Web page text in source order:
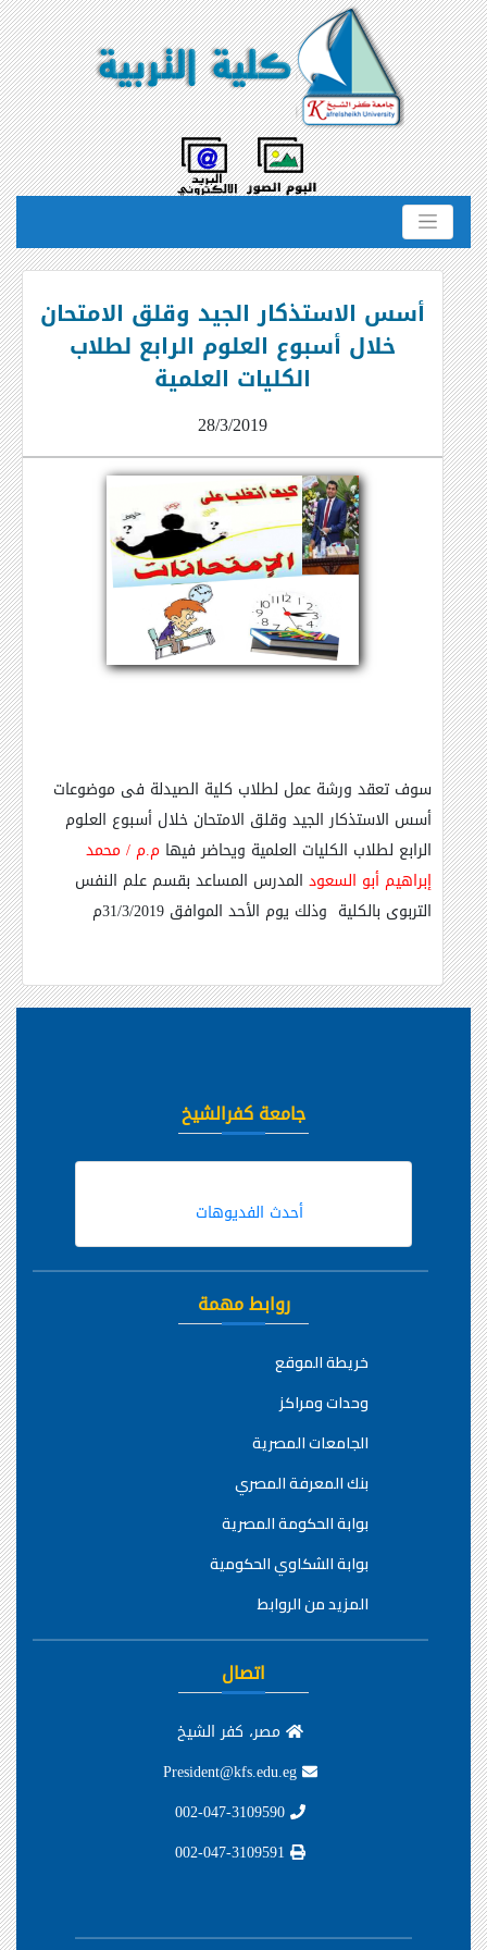
أسس الاستذكار الجيد وقلق الامتحان
خلال أسبوع العلوم الرابع لطلاب
الكليات العلمية
28/3/2019
سوف تعقد ورشة عمل لطلاب كلية الصيدلة فى موضوعات
أسس الاستذكار الجيد وقلق الامتحان خلال أسبوع العلوم
الرابع لطلاب الكليات العلمية ويحاضر فيها م.م / محمد
إبراهيم أبو السعود المدرس المساعد بقسم علم النفس
التربوى بالكلية وذلك يوم الأحد الموافق 31/3/2019م
جامعة كفرالشيخ
أحدث الفديوهات
روابط مهمة
خريطة الموقع
وحدات ومراكز
الجامعات المصرية
بنك المعرفة المصري
بوابة الحكومة المصرية
بوابة الشكاوي الحكومية
المزيد من الروابط
اتصال
مصر، كفر الشيخ